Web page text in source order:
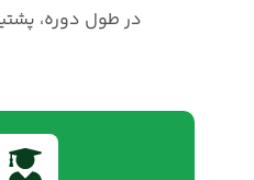
در طول دوره،